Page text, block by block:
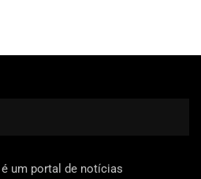
é um portal de notícias